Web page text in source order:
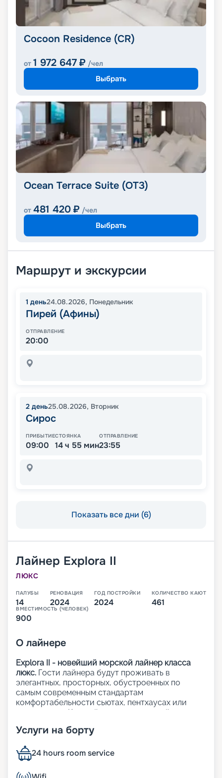
Cocoon Residence (CR)
от 1 972 647 ₽ /чел
Выбрать
Ocean Terrace Suite (OT3)
от 481 420 ₽ /чел
Выбрать
Маршрут и экскурсии
1 день24.08.2026, Понедельник
Пирей (Афины)
ОТПРАВЛЕНИЕ
20:00
2 день25.08.2026, Вторник
Сирос
ПРИБЫТИЕ
09:00
СТОЯНКА
14 ч 55 мин
ОТПРАВЛЕНИЕ
23:55
Показать все дни (6)
Лайнер Explora II
ЛЮКС
ПАЛУБЫ
14
РЕНОВАЦИЯ
2024
ГОД ПОСТРОЙКИ
2024
КОЛИЧЕСТВО КАЮТ
461
ВМЕСТИМОСТЬ (ЧЕЛОВЕК)
900
О лайнере
Explora II - новейший морской лайнер класса
люкс. Гости лайнера будут проживать в
элегантных, просторных, обустроенных по
самым современным стандартам
комфортабельности сьютах, пентхаусах или
резиденциях. Каждый из 461 люксов лайнера с
приватными террасами.
На лайнере:
12 баров и лаунджей, а также 6 ресторанов;
Услуги на борту
24 hours room service